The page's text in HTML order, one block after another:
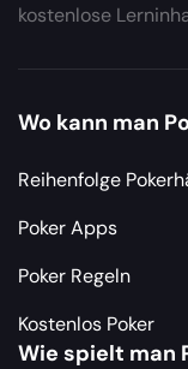
kostenlose
Wo kann man
Reihenfolge
Poker Apps
Poker Regeln
Kostenlos Poker
Wie spielt man